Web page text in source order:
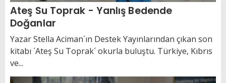
Ateş Su Toprak - Yanlış Bedende
Doğanlar
Yazar Stella Aciman´ın Destek Yayınlarından çıkan son
kitabı ´Ateş Su Toprak´ okurla buluştu. Türkiye, Kıbrıs
ve...